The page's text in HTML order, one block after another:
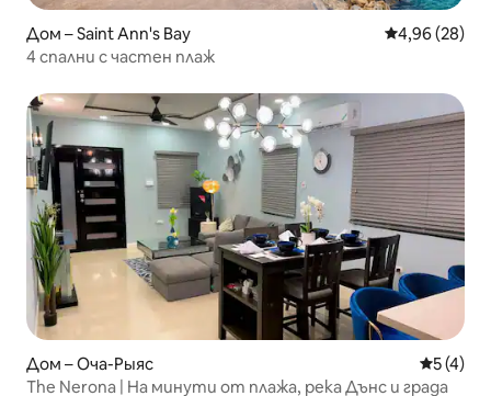
Дом – Saint Ann's Bay Средна
4,96 (28)
4 спални с частен плаж
Дом – Оча-Рыяс Средна
5 (4)
The Nerona | На минути от плажа, река Дънс и града